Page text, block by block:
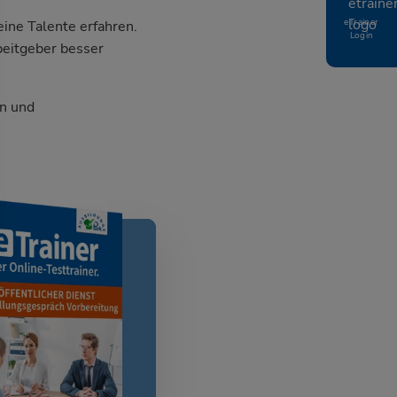
eTrainer
Login
Talente erfahren.
besser
und